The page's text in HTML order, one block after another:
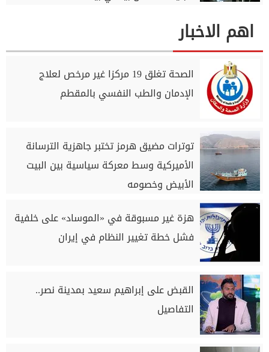
اهم الاخبار
الصحة تغلق 19 مركزا غير مرخص لعلاج
الإدمان والطب النفسي بالمقطم
توترات مضيق هرمز تختبر جاهزية الترسانة
الأميركية وسط معركة سياسية بين البيت
الأبيض وخصومه
هزة غير مسبوقة في «الموساد» على خلفية
فشل خطة تغيير النظام في إيران
القبض على إبراهيم سعيد بمدينة نصر..
التفاصيل